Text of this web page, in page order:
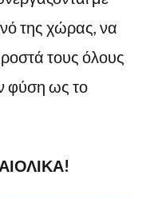
της χώρας, να
τους όλους
φύση ως το